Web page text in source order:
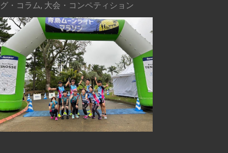
グ・コラム, 大会・コンペティション